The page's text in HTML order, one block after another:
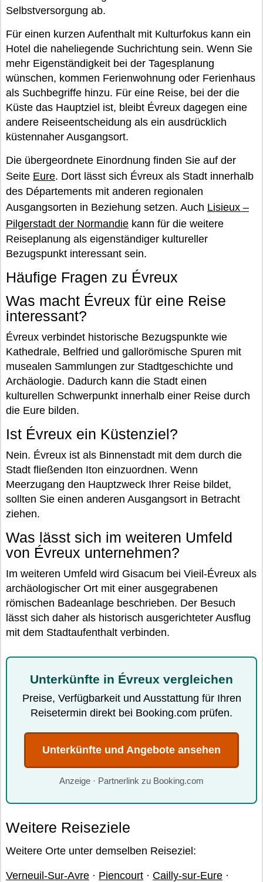
Selbstversorgung ab.
Für einen kurzen Aufenthalt mit Kulturfokus kann ein
Hotel die naheliegende Suchrichtung sein. Wenn Sie
mehr Eigenständigkeit bei der Tagesplanung
wünschen, kommen Ferienwohnung oder Ferienhaus
als Suchbegriffe hinzu. Für eine Reise, bei der die
Küste das Hauptziel ist, bleibt Évreux dagegen eine
andere Reiseentscheidung als ein ausdrücklich
küstennaher Ausgangsort.
Die übergeordnete Einordnung finden Sie auf der
Seite Eure. Dort lässt sich Évreux als Stadt innerhalb
des Départements mit anderen regionalen
Ausgangsorten in Beziehung setzen. Auch Lisieux –
Pilgerstadt der Normandie kann für die weitere
Reiseplanung als eigenständiger kultureller
Bezugspunkt interessant sein.
Häufige Fragen zu Évreux
Was macht Évreux für eine Reise
interessant?
Évreux verbindet historische Bezugspunkte wie
Kathedrale, Belfried und gallorömische Spuren mit
musealen Sammlungen zur Stadtgeschichte und
Archäologie. Dadurch kann die Stadt einen
kulturellen Schwerpunkt innerhalb einer Reise durch
die Eure bilden.
Ist Évreux ein Küstenziel?
Nein. Évreux ist als Binnenstadt mit dem durch die
Stadt fließenden Iton einzuordnen. Wenn
Meerzugang den Hauptzweck Ihrer Reise bildet,
sollten Sie einen anderen Ausgangsort in Betracht
ziehen.
Was lässt sich im weiteren Umfeld
von Évreux unternehmen?
Im weiteren Umfeld wird Gisacum bei Vieil-Évreux als
archäologischer Ort mit einer ausgegrabenen
römischen Badeanlage beschrieben. Der Besuch
lässt sich daher als historisch ausgerichteter Ausflug
mit dem Stadtaufenthalt verbinden.
Unterkünfte in Évreux vergleichen
Preise, Verfügbarkeit und Ausstattung für Ihren
Reisetermin direkt bei Booking.com prüfen.
Unterkünfte und Angebote ansehen
Anzeige · Partnerlink zu Booking.com
Weitere Reiseziele
Weitere Orte unter demselben Reiseziel:
Verneuil-Sur-Avre · Piencourt · Cailly-sur-Eure ·